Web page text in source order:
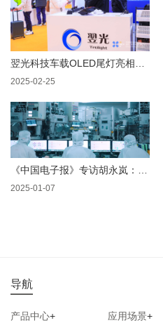
2025-02-25
《中国电子报》专访胡永岚：除了显示，OLED还能干啥？
2025-01-07
导航
产品中心+ 应用场景+